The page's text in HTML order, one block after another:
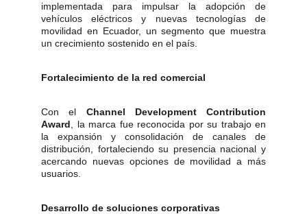
implementada para impulsar la adopción de
vehículos eléctricos y nuevas tecnologías de
movilidad en Ecuador, un segmento que muestra
un crecimiento sostenido en el país.
Fortalecimiento de la red comercial
Con el Channel Development Contribution
Award , la marca fue reconocida por su trabajo en
la expansión y consolidación de canales de
distribución, fortaleciendo su presencia nacional y
acercando nuevas opciones de movilidad a más
usuarios.
Desarrollo de soluciones corporativas